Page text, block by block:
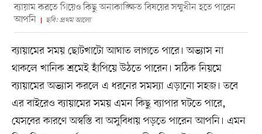
ব্যায়াম করতে গিয়েও কিছু অনাকাঙ্ক্ষিত বিষয়ের সম্মুখীন হতে পারেন
আপনি
ছবি: প্রথম আলো
ব্যায়ামের সময় ছোটখাটো আঘাত লাগতে পারে। অভ্যাস না
থাকলে খানিক শ্রমেই হাঁপিয়ে উঠতে পারেন। সঠিক নিয়মে
ব্যায়ামের অভ্যাস করলে এ ধরনের সমস্যা এড়ানো সহজ। তবে
এর বাইরেও ব্যায়ামের সময় এমন কিছু ব্যাপার ঘটতে পারে,
যেসবের কারণে অস্বস্তি বা অসুবিধায় পড়তে পারেন আপনি। এমন